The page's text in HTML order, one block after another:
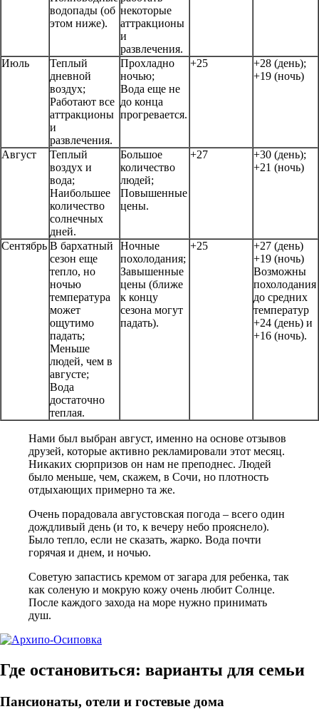
водопады (об
этом ниже).
некоторые
аттракционы
и
развлечения.
Июль
Теплый
дневной
воздух;
Работают все
аттракционы
и
развлечения.
Прохладно
ночью;
Вода еще не
до конца
прогревается.
+25
+28 (день);
+19 (ночь)
Август
Теплый
воздух и
вода;
Наибольшее
количество
солнечных
дней.
Большое
количество
людей;
Повышенные
цены.
+27
+30 (день);
+21 (ночь)
Сентябрь В бархатный
сезон еще
тепло, но
ночью
температура
может
ощутимо
падать;
Меньше
людей, чем в
августе;
Вода
достаточно
теплая.
Ночные
похолодания;
Завышенные
цены (ближе
к концу
сезона могут
падать).
+25
+27 (день)
+19 (ночь)
Возможны
похолодания
до средних
температур
+24 (день) и
+16 (ночь).
Нами был выбран август, именно на основе отзывов
друзей, которые активно рекламировали этот месяц.
Никаких сюрпризов он нам не преподнес. Людей
было меньше, чем, скажем, в Сочи, но плотность
отдыхающих примерно та же.
Очень порадовала августовская погода – всего один
дождливый день (и то, к вечеру небо прояснело).
Было тепло, если не сказать, жарко. Вода почти
горячая и днем, и ночью.
Советую запастись кремом от загара для ребенка, так
как соленую и мокрую кожу очень любит Солнце.
После каждого захода на море нужно принимать
душ.
Где остановиться: варианты для семьи
Пансионаты, отели и гостевые дома